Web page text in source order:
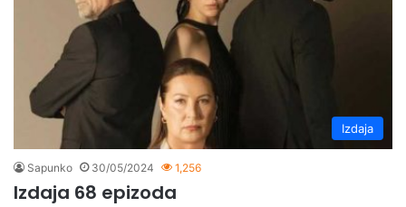
Izdaja
Sapunko 30/05/2024 1,256
Izdaja 68 epizoda